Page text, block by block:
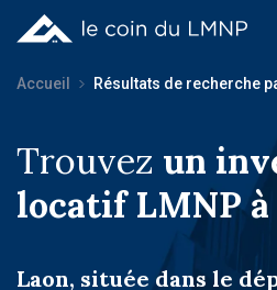
Accueil Résultats de recherche
Trouvez un
locatif LMNP à
Laon, située dans le